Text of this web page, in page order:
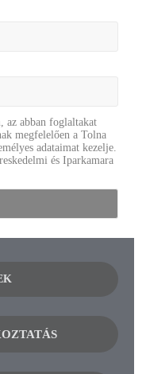
az abban foglaltakat
megfelelően a Tolna
adataimat kezelje.
és Iparkamara